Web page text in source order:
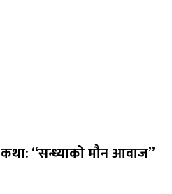
कथा: “सन्ध्याको मौन आवाज”